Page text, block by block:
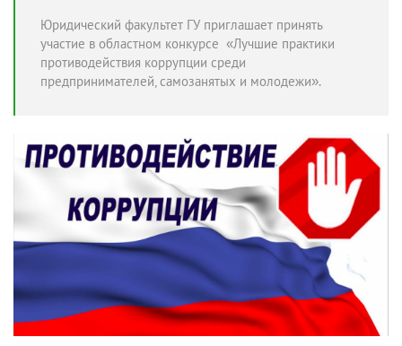
Юридический факультет ГУ приглашает принять
участие в областном конкурсе «Лучшие практики
противодействия коррупции среди
предпринимателей, самозанятых и молодежи».